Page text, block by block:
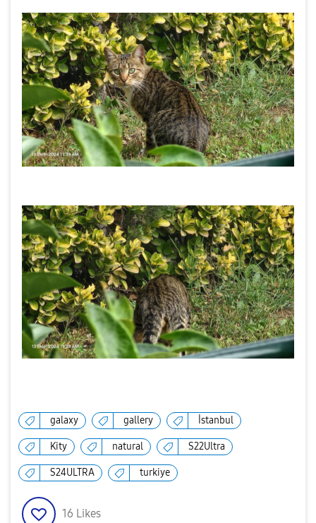
galaxy gallery İstanbul
Kity natural S22Ultra
S24ULTRA turkiye
16 Likes